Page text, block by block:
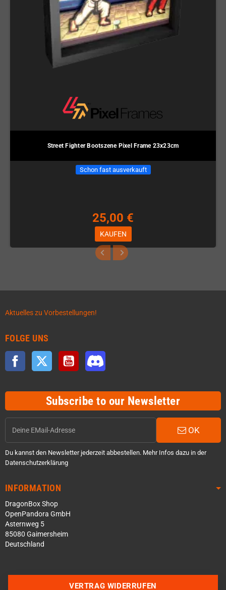
Street Fighter Bootszene Pixel Frame 23x23cm
Schon fast ausverkauft
25,00 €
KAUFEN
Aktuelles zu Vorbestellungen!
FOLGE UNS
Facebook Twitter YouTube
Subscribe to our Newsletter
OK
Du kannst den Newsletter jederzeit abbestellen. Mehr Infos dazu in der
Datenschutzerklärung
INFORMATION
DragonBox Shop
OpenPandora GmbH
Asternweg 5
85080 Gaimersheim
Deutschland
Über WhatsApp schreiben
VERTRAG WIDERRUFEN